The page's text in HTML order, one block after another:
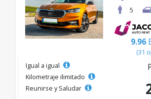
5
9.96
(31
Igual a igual
Kilometraje ilimitado
Reunirse y Saludar